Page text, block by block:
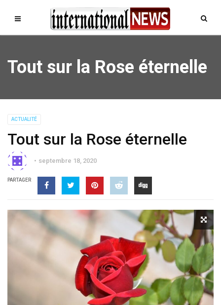
Tout sur la Rose éternelle
ACTUALITÉ
Tout sur la Rose éternelle
septembre 18, 2020
PARTAGER